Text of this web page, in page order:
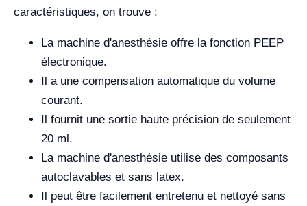
caractéristiques, on trouve :
La machine d'anesthésie offre la fonction PEEP
électronique.
Il a une compensation automatique du volume
courant.
Il fournit une sortie haute précision de seulement
20 ml.
La machine d'anesthésie utilise des composants
autoclavables et sans latex.
Il peut être facilement entretenu et nettoyé sans